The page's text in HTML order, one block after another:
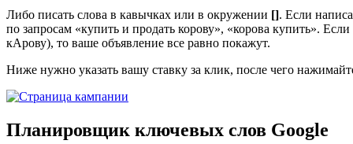
Либо писать слова в кавычках или в окружении []. Если
по запросам «купить и продать корову», «корова купить».
кАрову), то ваше объявление все равно покажут.
Ниже нужно указать вашу ставку за клик, после чего
Планировщик ключевых слов Google